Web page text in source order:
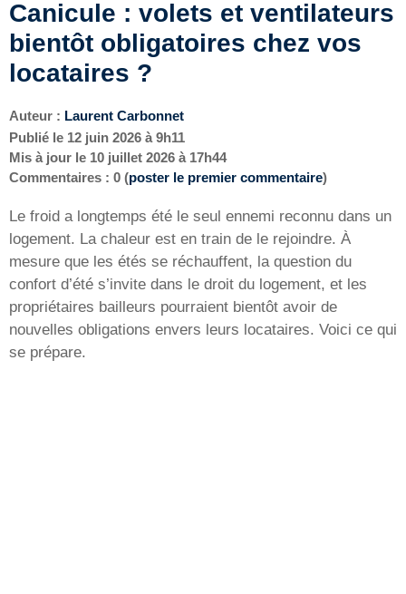
Canicule : volets et ventilateurs
bientôt obligatoires chez vos
locataires ?
Auteur : Laurent Carbonnet
Publié le 12 juin 2026 à 9h11
Mis à jour le 10 juillet 2026 à 17h44
Commentaires : 0 (poster le premier commentaire)
Le froid a longtemps été le seul ennemi reconnu dans un
logement. La chaleur est en train de le rejoindre. À
mesure que les étés se réchauffent, la question du
confort d’été s’invite dans le droit du logement, et les
propriétaires bailleurs pourraient bientôt avoir de
nouvelles obligations envers leurs locataires. Voici ce qui
se prépare.